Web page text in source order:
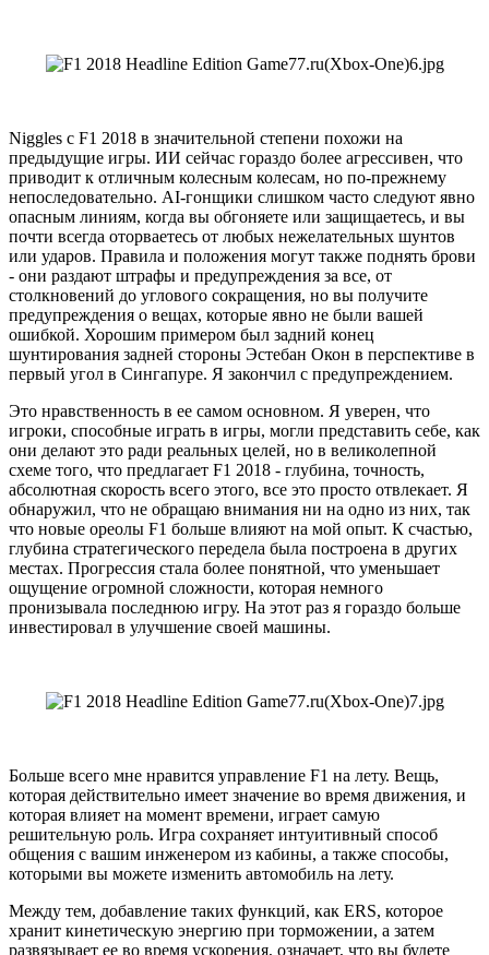
Niggles с F1 2018 в значительной степени похожи на
предыдущие игры. ИИ сейчас гораздо более агрессивен, что
приводит к отличным колесным колесам, но по-прежнему
непоследовательно. AI-гонщики слишком часто следуют явно
опасным линиям, когда вы обгоняете или защищаетесь, и вы
почти всегда оторваетесь от любых нежелательных шунтов
или ударов. Правила и положения могут также поднять брови
- они раздают штрафы и предупреждения за все, от
столкновений до углового сокращения, но вы получите
предупреждения о вещах, которые явно не были вашей
ошибкой. Хорошим примером был задний конец
шунтирования задней стороны Эстебан Окон в перспективе в
первый угол в Сингапуре. Я закончил с предупреждением.
Это нравственность в ее самом основном. Я уверен, что
игроки, способные играть в игры, могли представить себе, как
они делают это ради реальных целей, но в великолепной
схеме того, что предлагает F1 2018 - глубина, точность,
абсолютная скорость всего этого, все это просто отвлекает. Я
обнаружил, что не обращаю внимания ни на одно из них, так
что новые ореолы F1 больше влияют на мой опыт. К счастью,
глубина стратегического передела была построена в других
местах. Прогрессия стала более понятной, что уменьшает
ощущение огромной сложности, которая немного
пронизывала последнюю игру. На этот раз я гораздо больше
инвестировал в улучшение своей машины.
Больше всего мне нравится управление F1 на лету. Вещь,
которая действительно имеет значение во время движения, и
которая влияет на момент времени, играет самую
решительную роль. Игра сохраняет интуитивный способ
общения с вашим инженером из кабины, а также способы,
которыми вы можете изменить автомобиль на лету.
Между тем, добавление таких функций, как ERS, которое
хранит кинетическую энергию при торможении, а затем
развязывает ее во время ускорения, означает, что вы будете